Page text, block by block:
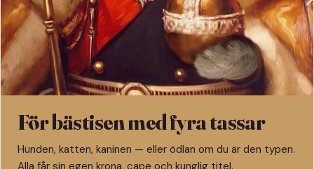
För bästisen med fyra tassar
Hunden, katten, kaninen — eller ödlan om du är den typen.
Alla får sin egen krona, cape och kunglig titel.